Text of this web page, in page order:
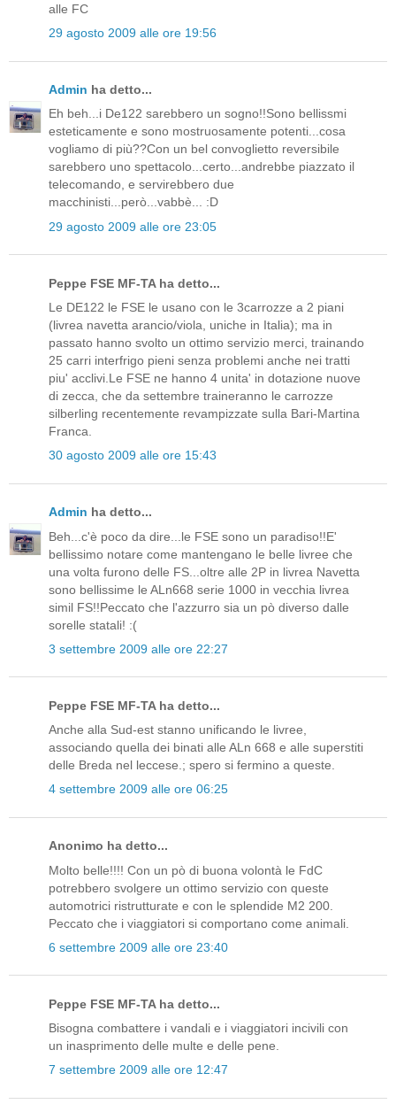
alle FC
29 agosto 2009 alle ore 19:56
Admin ha detto...
Eh beh...i De122 sarebbero un sogno!!Sono bellissmi
esteticamente e sono mostruosamente potenti...cosa
vogliamo di più??Con un bel convoglietto reversibile
sarebbero uno spettacolo...certo...andrebbe piazzato il
telecomando, e servirebbero due
macchinisti...però...vabbè... :D
29 agosto 2009 alle ore 23:05
Peppe FSE MF-TA ha detto...
Le DE122 le FSE le usano con le 3carrozze a 2 piani
(livrea navetta arancio/viola, uniche in Italia); ma in
passato hanno svolto un ottimo servizio merci, trainando
25 carri interfrigo pieni senza problemi anche nei tratti
piu' acclivi.Le FSE ne hanno 4 unita' in dotazione nuove
di zecca, che da settembre traineranno le carrozze
silberling recentemente revampizzate sulla Bari-Martina
Franca.
30 agosto 2009 alle ore 15:43
Admin ha detto...
Beh...c'è poco da dire...le FSE sono un paradiso!!E'
bellissimo notare come mantengano le belle livree che
una volta furono delle FS...oltre alle 2P in livrea Navetta
sono bellissime le ALn668 serie 1000 in vecchia livrea
simil FS!!Peccato che l'azzurro sia un pò diverso dalle
sorelle statali! :(
3 settembre 2009 alle ore 22:27
Peppe FSE MF-TA ha detto...
Anche alla Sud-est stanno unificando le livree,
associando quella dei binati alle ALn 668 e alle superstiti
delle Breda nel leccese.; spero si fermino a queste.
4 settembre 2009 alle ore 06:25
Anonimo ha detto...
Molto belle!!!! Con un pò di buona volontà le FdC
potrebbero svolgere un ottimo servizio con queste
automotrici ristrutturate e con le splendide M2 200.
Peccato che i viaggiatori si comportano come animali.
6 settembre 2009 alle ore 23:40
Peppe FSE MF-TA ha detto...
Bisogna combattere i vandali e i viaggiatori incivili con
un inasprimento delle multe e delle pene.
7 settembre 2009 alle ore 12:47